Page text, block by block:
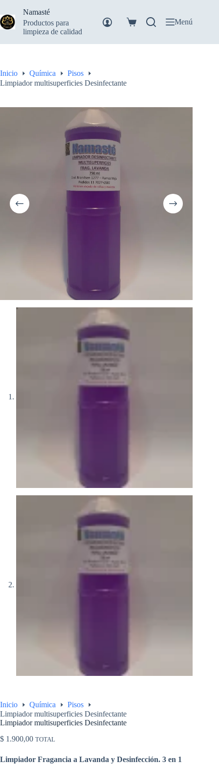
contenido
Namasté
Productos para
limpieza de calidad
Carro
compra
Menú
Inicio Química
Pisos
Limpiador multisuperficies Desinfectante
Inicio Química
Pisos
Limpiador multisuperficies Desinfectante
Limpiador multisuperficies Desinfectante
$ 1.900,00 TOTAL
Limpiador Fragancia a Lavanda y Desinfección. 3 en 1